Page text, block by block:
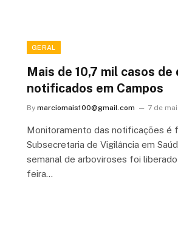
GERAL
Mais de 10,7 mil casos de
notificados em Campos
By marciomais100@gmail.com 7 de
Monitoramento das notificações é
Subsecretaria de Vigilância em
semanal de arboviroses foi
feira…